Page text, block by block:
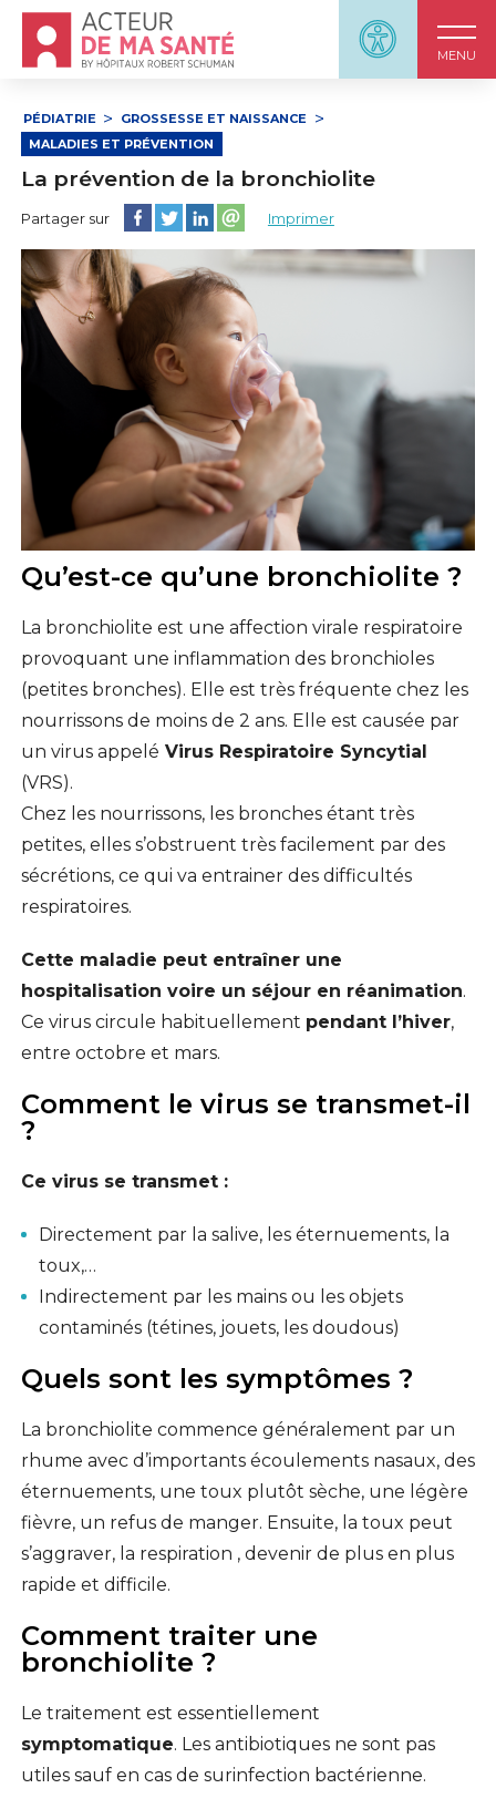
Panneau
MENU
Accueil - Acteur de ma santé, by HôpitauxRobert
PÉDIATRIE
GROSSESSE ET NAISSANCE
MALADIES ET PRÉVENTION
La prévention de la bronchiolite
Partager sur Partager cette page sur Facebook
Partager cette page sur Twitter
Partager cette page sur LinkedIn
Partager cette page sur email
Imprimer
Qu’est-ce qu’une bronchiolite ?
La bronchiolite est une affection virale respiratoire
provoquant une inflammation des bronchioles
(petites bronches). Elle est très fréquente chez les
nourrissons de moins de 2 ans. Elle est causée par
un virus appelé Virus Respiratoire Syncytial
(VRS).
Chez les nourrissons, les bronches étant très
petites, elles s’obstruent très facilement par des
sécrétions, ce qui va entrainer des difficultés
respiratoires.
Cette maladie peut entraîner une
hospitalisation voire un séjour en réanimation.
Ce virus circule habituellement pendant l’hiver,
entre octobre et mars.
Comment le virus se transmet-il
?
Ce virus se transmet :
Directement par la salive, les éternuements, la
toux,…
Indirectement par les mains ou les objets
contaminés (tétines, jouets, les doudous)
Quels sont les symptômes ?
La bronchiolite commence généralement par un
rhume avec d’importants écoulements nasaux, des
éternuements, une toux plutôt sèche, une légère
fièvre, un refus de manger. Ensuite, la toux peut
s’aggraver, la respiration , devenir de plus en plus
rapide et difficile.
Comment traiter une
bronchiolite ?
Le traitement est essentiellement
symptomatique. Les antibiotiques ne sont pas
utiles sauf en cas de surinfection bactérienne.